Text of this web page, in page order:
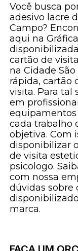
Você busca
adesivo lacre
Campo?
aqui na
cartão de
na Cidade
rápida, cartão
visita. Para tal
em
equipamentos
cada trabalho
objetiva. Com
disponibilizar
de visita
psicologo.
com nossa
dúvidas sobre
marca.